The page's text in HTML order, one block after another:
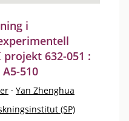
i
projekt 632-051 :
510
· Yan Zhenghua
(SP)